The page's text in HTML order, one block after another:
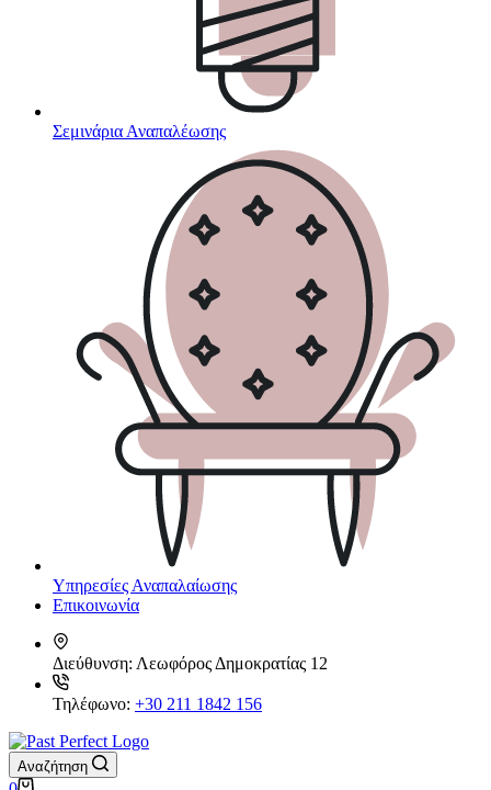
Σεμινάρια Αναπαλέωσης
Υπηρεσίες Αναπαλαίωσης
Επικοινωνία
Διεύθυνση: Λεωφόρος Δημοκρατίας 12
Τηλέφωνο: +30 211 1842 156
Αναζήτηση
Καλάθι